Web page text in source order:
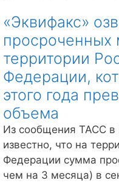
«Эквифакс»
просроченных
территории
Федерации,
этого года
объема
Из сообщения ТАСС в
известно, что на
Федерации сумма
чем на 3 месяца) в